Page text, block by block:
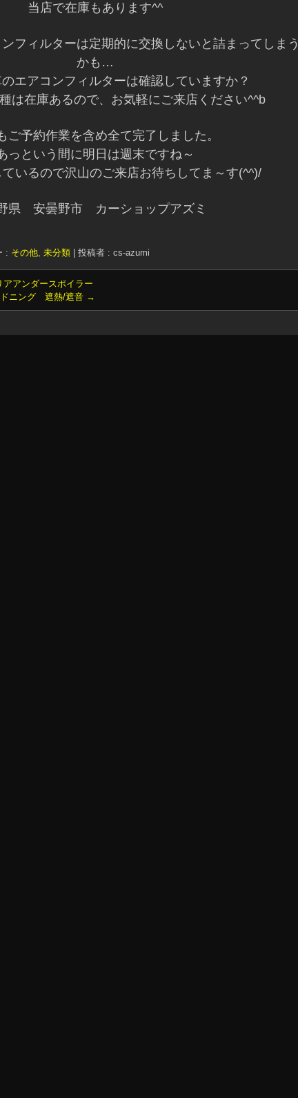
当店で在庫もあります^^
フィルターは定期的に交換しないと詰まってしまう
かも…
エアコンフィルターは確認していますか？
は在庫あるので、お気軽にご来店ください^^b
ご予約作業を含め全て完了しました。
っという間に明日は週末ですね～
いるので沢山のご来店お待ちしてま～す(^^)/
県 安曇野市 カーショップアズミ
: その他, 未分類 投稿者 : cs-azumi
アンダースポイラー
ニング 遮熱/遮音 →